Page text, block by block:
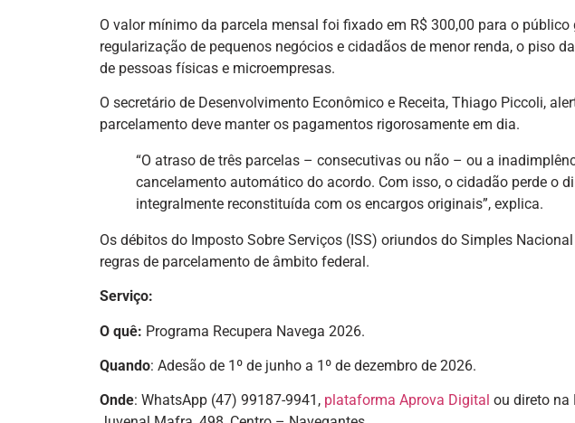
O valor mínimo da parcela mensal foi fixado em R$ 300,00 para o público
regularização de pequenos negócios e cidadãos de menor renda, o piso
de pessoas físicas e microempresas.
O secretário de Desenvolvimento Econômico e Receita, Thiago Piccoli,
parcelamento deve manter os pagamentos rigorosamente em dia.
“O atraso de três parcelas – consecutivas ou não – ou a
cancelamento automático do acordo. Com isso, o cidadão perde o
integralmente reconstituída com os encargos originais”, explica.
Os débitos do Imposto Sobre Serviços (ISS) oriundos do Simples
regras de parcelamento de âmbito federal.
Serviço:
O quê: Programa Recupera Navega 2026.
Quando: Adesão de 1º de junho a 1º de dezembro de 2026.
Onde: WhatsApp (47) 99187-9941, plataforma Aprova Digital ou direto na